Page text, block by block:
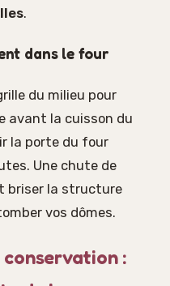
.
dans le four
du milieu pour
avant la cuisson du
la porte du four
Une chute de
briser la structure
vos dômes.
: